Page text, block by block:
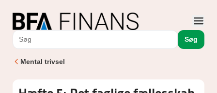
Søg
Mental trivsel